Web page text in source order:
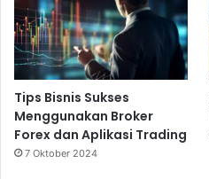
Tips Bisnis Sukses
Menggunakan Broker
Forex dan Aplikasi Trading
7 Oktober 2024